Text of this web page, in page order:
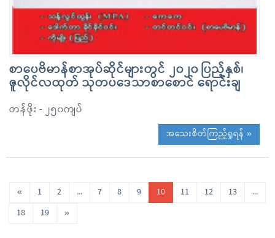
စာပေဗိမာန်စာအုပ်ဆိုင်များတွင် ၂၀၂၀ ပြည့်နှစ်၊
ဇူလိုင်လထုတ် သုတပဒေသာစာစောင် ရောင်းချ
တန်ဖိုး - ၂၅၀ကျပ်
အသေးစိတ်ကြည့်ရှုရန် »
« 1 2 ... 7 8 9 10 11 12 13
...
18
19 »